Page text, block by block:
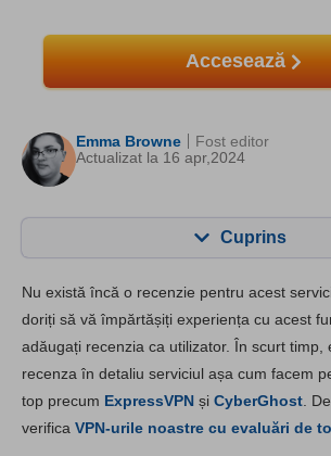
Accesează
Emma Browne
Actualizat la 16 apr,2024
Fost editor
Cuprins
Caracteristici cheie 6.6
Instalare și aplicații 6.8
Fiabilitate & Suport 6.6
Nu există încă o recenzie pentru acest
doriți să vă împărtășiți experiența cu acest
adăugați recenzia ca utilizator. În scurt timp,
recenza în detaliu serviciul așa cum facem
top precum ExpressVPN și CyberGhost.
verifica VPN-urile noastre cu evaluări de